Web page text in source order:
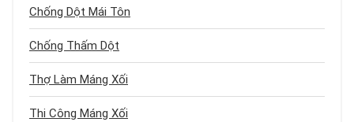
Chống Dột Mái Tôn
Chống Thấm Dột
Thợ Làm Máng Xối
Thi Công Máng Xối